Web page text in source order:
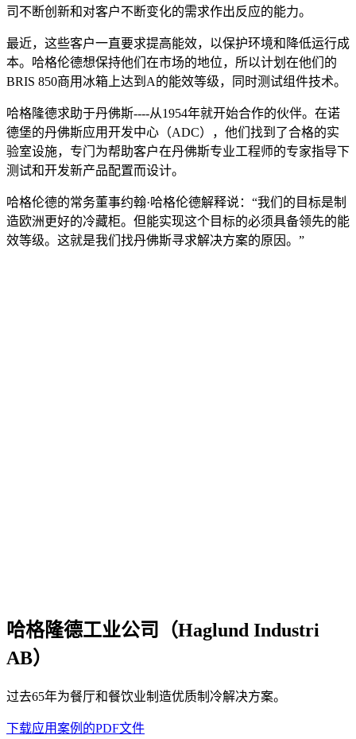
司不断创新和对客户不断变化的需求作出反应的能力。
最近，这些客户一直要求提高能效，以保护环境和降低运行成
本。哈格伦德想保持他们在市场的地位，所以计划在他们的
BRIS 850商用冰箱上达到A的能效等级，同时测试组件技术。
哈格隆德求助于丹佛斯----从1954年就开始合作的伙伴。在诺
德堡的丹佛斯应用开发中心（ADC），他们找到了合格的实
验室设施，专门为帮助客户在丹佛斯专业工程师的专家指导下
测试和开发新产品配置而设计。
哈格伦德的常务董事约翰·哈格伦德解释说：“我们的目标是制
造欧洲更好的冷藏柜。但能实现这个目标的必须具备领先的能
效等级。这就是我们找丹佛斯寻求解决方案的原因。”
哈格隆德工业公司（Haglund Industri
AB）
过去65年为餐厅和餐饮业制造优质制冷解决方案。
下载应用案例的PDF文件